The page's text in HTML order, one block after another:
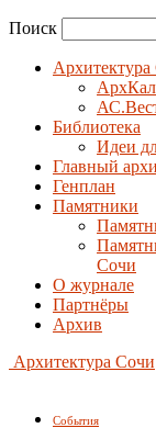
Поиск
Библиотека
Идеи
Главный
Генплан
Памятники
Сочи
О журнале
Партнёры
Архив
Архитектура Сочи
События